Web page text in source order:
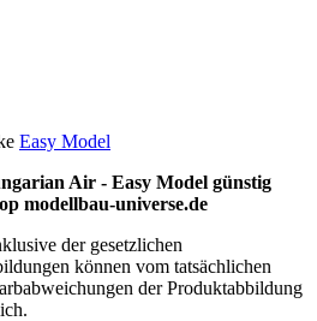
Easy Model
Air - Easy Model günstig
modellbau-universe.de
der gesetzlichen
können vom tatsächlichen
der Produktabbildung